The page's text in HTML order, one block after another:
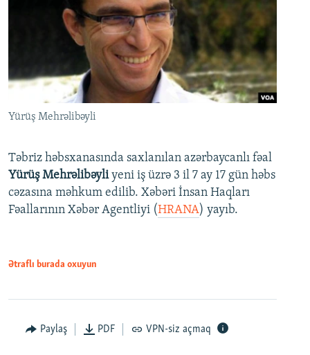
Yürüş Mehrəlibəyli
Təbriz həbsxanasında saxlanılan azərbaycanlı fəal
Yürüş Mehrəlibəyliyeni iş üzrə 3 il 7 ay 17 gün həbs
cəzasına məhkum edilib. Xəbəri İnsan Haqları
Fəallarının Xəbər Agentliyi (HRANA) yayıb.
Ətraflı burada oxuyun
Paylaş PDF VPN-siz açmaq